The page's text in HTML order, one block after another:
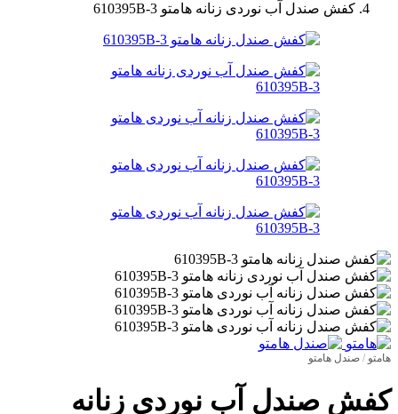
کفش صندل آب نوردی زنانه هامتو 610395B-3
هامتو / صندل هامتو
کفش صندل آب نوردی زنانه